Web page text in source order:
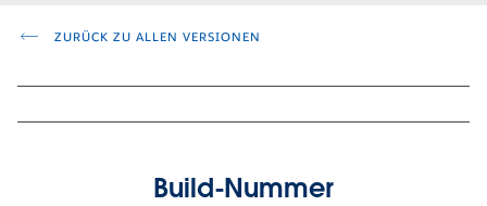
ZURÜCK ZU ALLEN VERSIONEN
Build-Nummer